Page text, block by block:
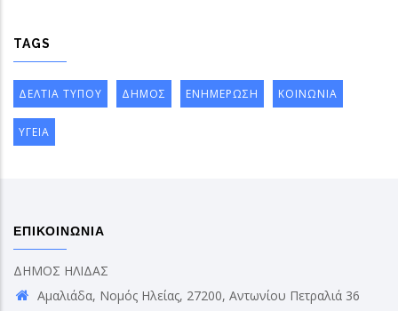
TAGS
ΔΕΛΤΙΑ ΤΥΠΟΥ ΔΗΜΟΣ ΕΝΗΜΕΡΩΣΗ ΚΟΙΝΩΝΙΑ
ΥΓΕΙΑ
ΕΠΙΚΟΙΝΩΝΙΑ
ΔΗΜΟΣ ΗΛΙΔΑΣ
Αμαλιάδα, Νομός Ηλείας, 27200, Αντωνίου Πετραλιά 36